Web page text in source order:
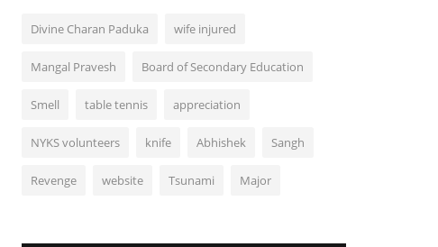
Divine Charan Paduka wife injured
Mangal Pravesh Board of Secondary Education
Smell table tennis appreciation
NYKS volunteers knife Abhishek Sangh
Revenge website Tsunami Major